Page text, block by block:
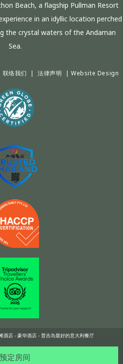
Beach, a flagship Pullman Resort
in an idyllic location perched
the crystal waters of the Andaman
Sea.
联络我们 |法律声明 | Website Design
酒店 - 豪华酒店 - 普吉岛最好的意大利餐厅
预定房间